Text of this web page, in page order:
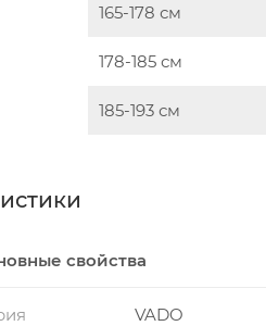
165-178 см
178-185 см
185-193 см
свойства
VADO